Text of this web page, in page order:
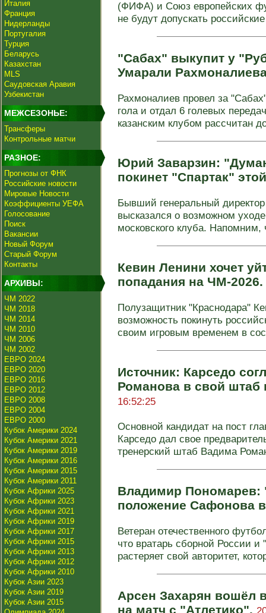
Италия
Франция
Нидерланды
Португалия
Турция
Беларусь
Казахстан
MLS
Саудовская Аравия
Узбекистан
МЕЖСЕЗОНЬЕ:
Трансферы
Контрольные матчи
РАЗНОЕ:
Прогнозы от ФНК
Российские новости
Мировые Новости
Коэффициенты УЕФА
Голосование
Поиск
Вакансии
Новый Форум
Старый Форум
Контакты
АРХИВЫ:
ЧМ 2022
ЧМ 2018
ЧМ 2014
ЧМ 2010
ЧМ 2006
ЧМ 2002
ЕВРО 2024
ЕВРО 2020
ЕВРО 2016
ЕВРО 2012
ЕВРО 2008
ЕВРО 2004
ЕВРО 2000
Кубок Америки 2024
Кубок Америки 2021
Кубок Америки 2019
Кубок Америки 2016
Кубок Америки 2015
Кубок Америки 2011
Кубок Африки 2025
Кубок Африки 2023
Кубок Африки 2021
Кубок Африки 2019
Кубок Африки 2017
Кубок Африки 2015
Кубок Африки 2013
Кубок Африки 2012
Кубок Африки 2010
Кубок Азии 2023
Кубок Азии 2019
Кубок Азии 2015
(ФИФА) и Союз европейских
не будут допускать
"Сабах" выкупит у
Умарали
Рахмоналиев провел за
гола и отдал 6 голевых
казанским клубом рассчитан
Юрий Заварзин:
покинет "Спартак"
Бывший генеральный
высказался о возможном
московского клуба. Напомним,
Кевин Ленини хочет
попадания на ЧМ-2026.
Полузащитник "Краснодара"
возможность покинуть
своим игровым временем в
Источник: Карседо
Романова в свой штаб
16:52:25
Основной кандидат на пост
Карседо дал свое
тренерский штаб Вадима
Владимир Пономарев:
положение Сафонова
Ветеран отечественного
что вратарь сборной России
растеряет свой авторитет,
Арсен Захарян вошёл
на матч с "Атлетико".